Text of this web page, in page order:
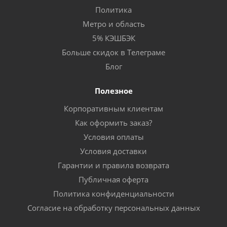
Политика
Метро и область
5% КЭШБЭК
Больше скидок в Телеграме
Блог
Полезное
Корпоративным клиентам
Как оформить заказ?
Условия оплаты
Условия доставки
Гарантии и правила возврата
Публичная оферта
Политика конфиденциальности
Согласие на обработку персональных данных